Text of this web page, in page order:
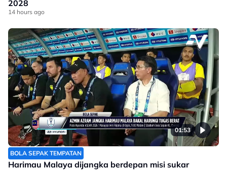
2028
14 hours ago
01:53
BOLA SEPAK TEMPATAN
Harimau Malaya dijangka berdepan misi sukar